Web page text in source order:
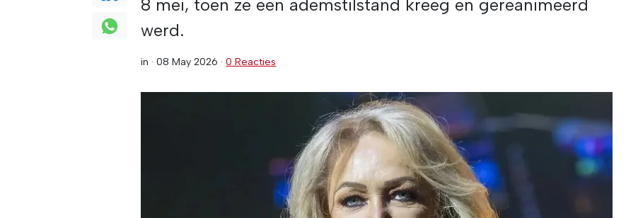
8 mei, toen ze een ademstilstand kreeg en gereanimeerd
werd.
in ·08 May 2026 ·0 Reacties